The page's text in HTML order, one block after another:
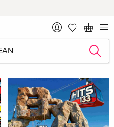
(Compilations)
anzeigen